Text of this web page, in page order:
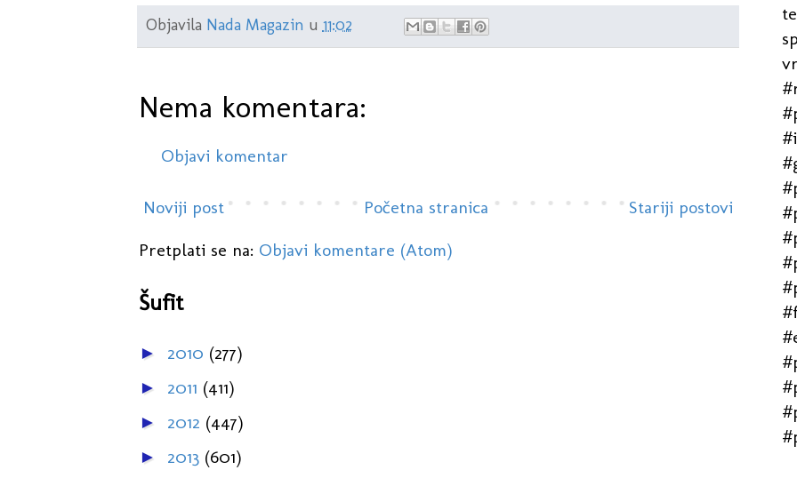
Objavila Nada Magazin u 11:02
Nema komentara:
Objavi komentar
Noviji post Stariji postovi
Početna stranica
Pretplati se na: Objavi komentare (Atom)
Šufit
► 2010 (277)
► 2011 (411)
► 2012 (447)
► 2013 (601)